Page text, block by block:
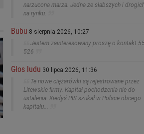
narzucona marza. Jedna ze słabszych i
na rynku.
Bubu 8 sierpnia 2026, 10:27
Jestem zainteresowany proszę o kontakt
526
Głos ludu 30 lipca 2026, 11:36
Te nowe ciężarówki są rejestrowane przez
Litewskie firmy. Kapitał pochodzenia nie do
ustalenia. Kiedyś PIS szukał w Polsce obcego
kapitału...